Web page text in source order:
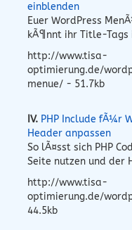
einblenden
Euer WordPress
kÃ¶nnt ihr Title-Tags
http://www.tisa-
optimierung.de/
menue/ - 51.7kb
IV. PHP Include fÃ¼r
Header anpassen
So lÃ¤sst sich PHP
Seite nutzen und der
http://www.tisa-
optimierung.de/
44.5kb